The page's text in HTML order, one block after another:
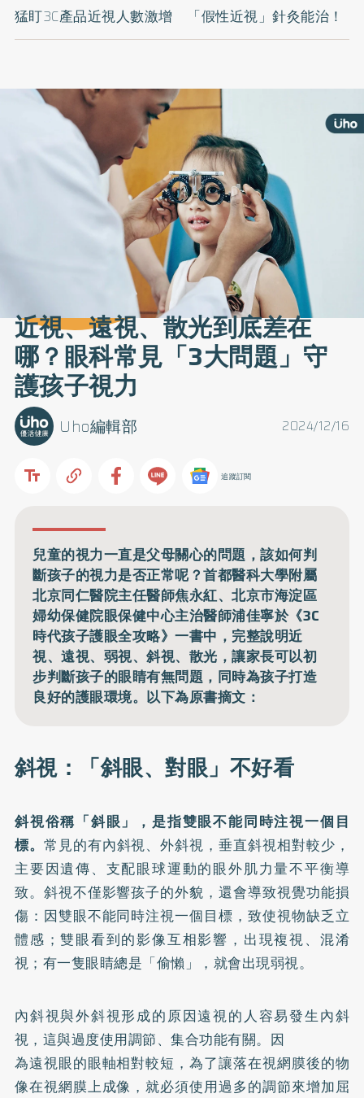
猛盯3C產品近視人數激增 「假性近視」針灸能治！
近視、遠視、散光到底差在
哪？眼科常見「3大問題」守
護孩子視力
2024/12/16
Uho編輯部
追蹤訂閱
兒童的視力一直是父母關心的問題，該如何判
斷孩子的視力是否正常呢？首都醫科大學附屬
北京同仁醫院主任醫師焦永紅、北京市海淀區
婦幼保健院眼保健中心主治醫師浦佳寧於《3C
時代孩子護眼全攻略》一書中，完整說明近
視、遠視、弱視、斜視、散光，讓家長可以初
步判斷孩子的眼睛有無問題，同時為孩子打造
良好的護眼環境。以下為原書摘文：
斜視：「斜眼、對眼」不好看
斜視俗稱「斜眼」，是指雙眼不能同時注視一個目
標。 常見的有內斜視、外斜視，垂直斜視相對較少，
主要因遺傳、支配眼球運動的眼外肌力量不平衡導
致。斜視不僅影響孩子的外貌，還會導致視覺功能損
傷：因雙眼不能同時注視一個目標，致使視物缺乏立
體感；雙眼看到的影像互相影響，出現複視、混淆
視；有一隻眼睛總是「偷懶」，就會出現弱視。
內斜視與外斜視形成的原因遠視的人容易發生內斜
視，這與過度使用調節、集合功能有關。因
為遠視眼的眼軸相對較短，為了讓落在視網膜後的物
像在視網膜上成像，就必須使用過多的調節來增加屈